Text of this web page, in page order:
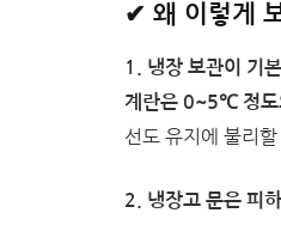
✔ 왜 이렇게
1. 냉장 보관이 기본
계란은 0~5℃ 정도
선도 유지에 불리할
2. 냉장고 문은 피하